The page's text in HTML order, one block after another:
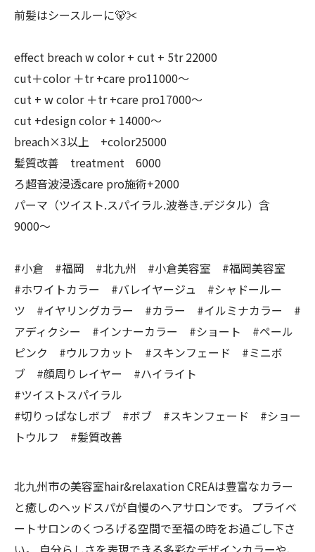
前髪はシースルーに🐻✂︎
effect breach w color + cut + 5tr 22000
cut＋color ＋tr +care pro11000〜
cut + w color ＋tr +care pro17000〜
cut +design color + 14000〜
breach×3以上 +color25000
髪質改善 treatment 6000
ろ超音波浸透care pro施術+2000
パーマ（ツイスト.スパイラル.波巻き.デジタル）含
9000〜
#小倉 #福岡 #北九州 #小倉美容室 #福岡美容室
#ホワイトカラー #バレイヤージュ #シャドールー
ツ #イヤリングカラー #カラー #イルミナカラー #
アディクシー #インナーカラー #ショート #ペール
ピンク #ウルフカット #スキンフェード #ミニボ
ブ #顔周りレイヤー #ハイライト
#ツイストスパイラル
#切りっぱなしボブ #ボブ #スキンフェード #ショー
トウルフ #髪質改善
北九州市の美容室hair&relaxation CREAは豊富なカラー
と癒しのヘッドスパが自慢のヘアサロンです。 プライベ
ートサロンのくつろげる空間で至福の時をお過ごし下さ